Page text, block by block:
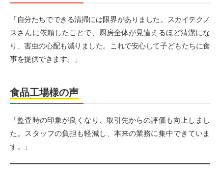
「自分たちでできる清掃には限界がありました。スカイテクノ
スさんに依頼したことで、厨房全体が見違えるほど清潔にな
り、害虫の心配も減りました。これで安心して子どもたちに食
事を提供できます。」
食品工場様の声
「監査時の印象が良くなり、取引先からの評価も向上しまし
た。スタッフの負担も軽減し、本来の業務に集中できていま
す。」